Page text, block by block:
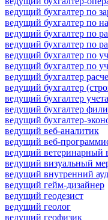
ведущий бухгалтер по
ведущий бухгалтер по
ведущий бухгалтер по
ведущий бухгалтер по
ведущий бухгалтер по
ведущий бухгалтер по
ведущий бухгалтер
ведущий бухгалтер
ведущий бухгалтер
ведущий бухгалтер
ведущий бухгалтер-
ведущий веб-аналитик
ведущий веб-
ведущий ветеринарный
ведущий визуальный
ведущий внутренний
ведущий гейм-дизайнер
ведущий геодезист
ведущий геолог
ведущий геофизик